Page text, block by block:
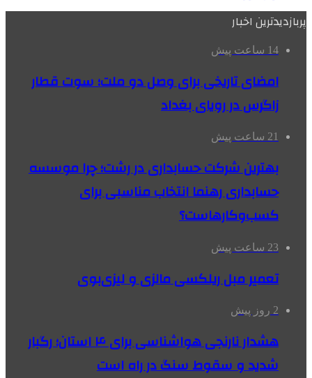
پربازدیدترین اخبار
14 ساعت پیش
امضای تاریخی برای وصل دو ملت؛ سوت قطار
زاگرس در رویای بغداد
21 ساعت پیش
بهترین شرکت حسابداری در رشت؛ چرا موسسه
حسابداری رهنما انتخاب مناسبی برای
کسب‌وکارهاست؟
23 ساعت پیش
تعمیر مبل ریلکسی مالزی و لیزی‌بوی
2 روز پیش
هشدار نارنجی هواشناسی برای ۴ استان؛ رگبار
شدید و سقوط سنگ در راه است